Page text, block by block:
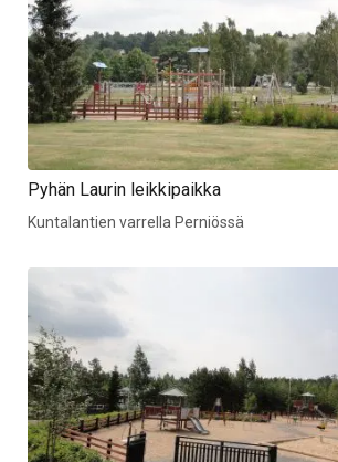
Pyhän Laurin leikkipaikka
Kuntalantien varrella Perniössä